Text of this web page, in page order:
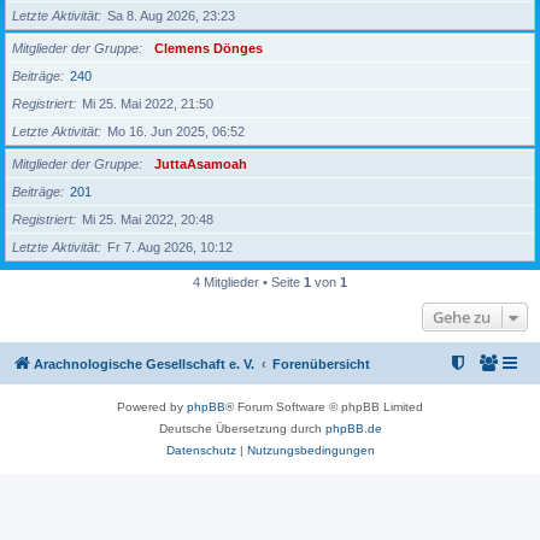
Letzte Aktivität
Sa 8. Aug 2026, 23:23
Mitglieder der Gruppe
Clemens Dönges
Beiträge
240
Registriert
Mi 25. Mai 2022, 21:50
Letzte Aktivität
Mo 16. Jun 2025, 06:52
Mitglieder der Gruppe
JuttaAsamoah
Beiträge
201
Registriert
Mi 25. Mai 2022, 20:48
Letzte Aktivität
Fr 7. Aug 2026, 10:12
4 Mitglieder • Seite 1 von 1
Gehe zu
Arachnologische Gesellschaft e. V. Forenübersicht
Powered by phpBB® Forum Software © phpBB Limited
Deutsche Übersetzung durch phpBB.de
Datenschutz| Nutzungsbedingungen